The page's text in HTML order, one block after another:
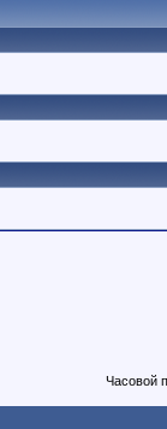
Часовой